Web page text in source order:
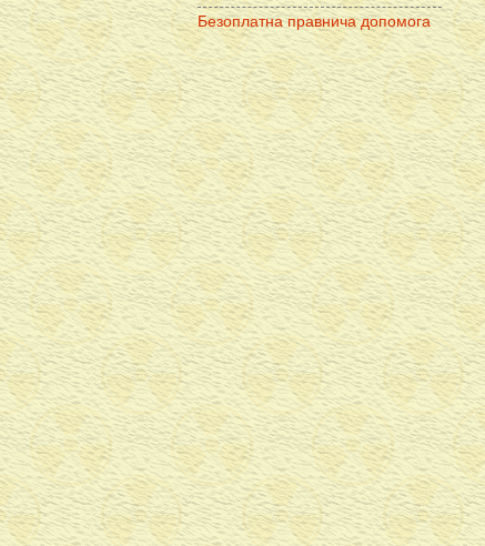
Безоплатна правнича допомога